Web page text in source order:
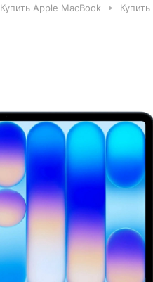
Купить Apple MacBook